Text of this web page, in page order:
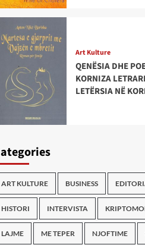
Art Kulture
QENËSIA DHE
KORNIZA
LETËRSIA NË
ART KULTURE BUSINESS
HISTORI INTERVISTA
LAJME ME TEPER NJOFTIME